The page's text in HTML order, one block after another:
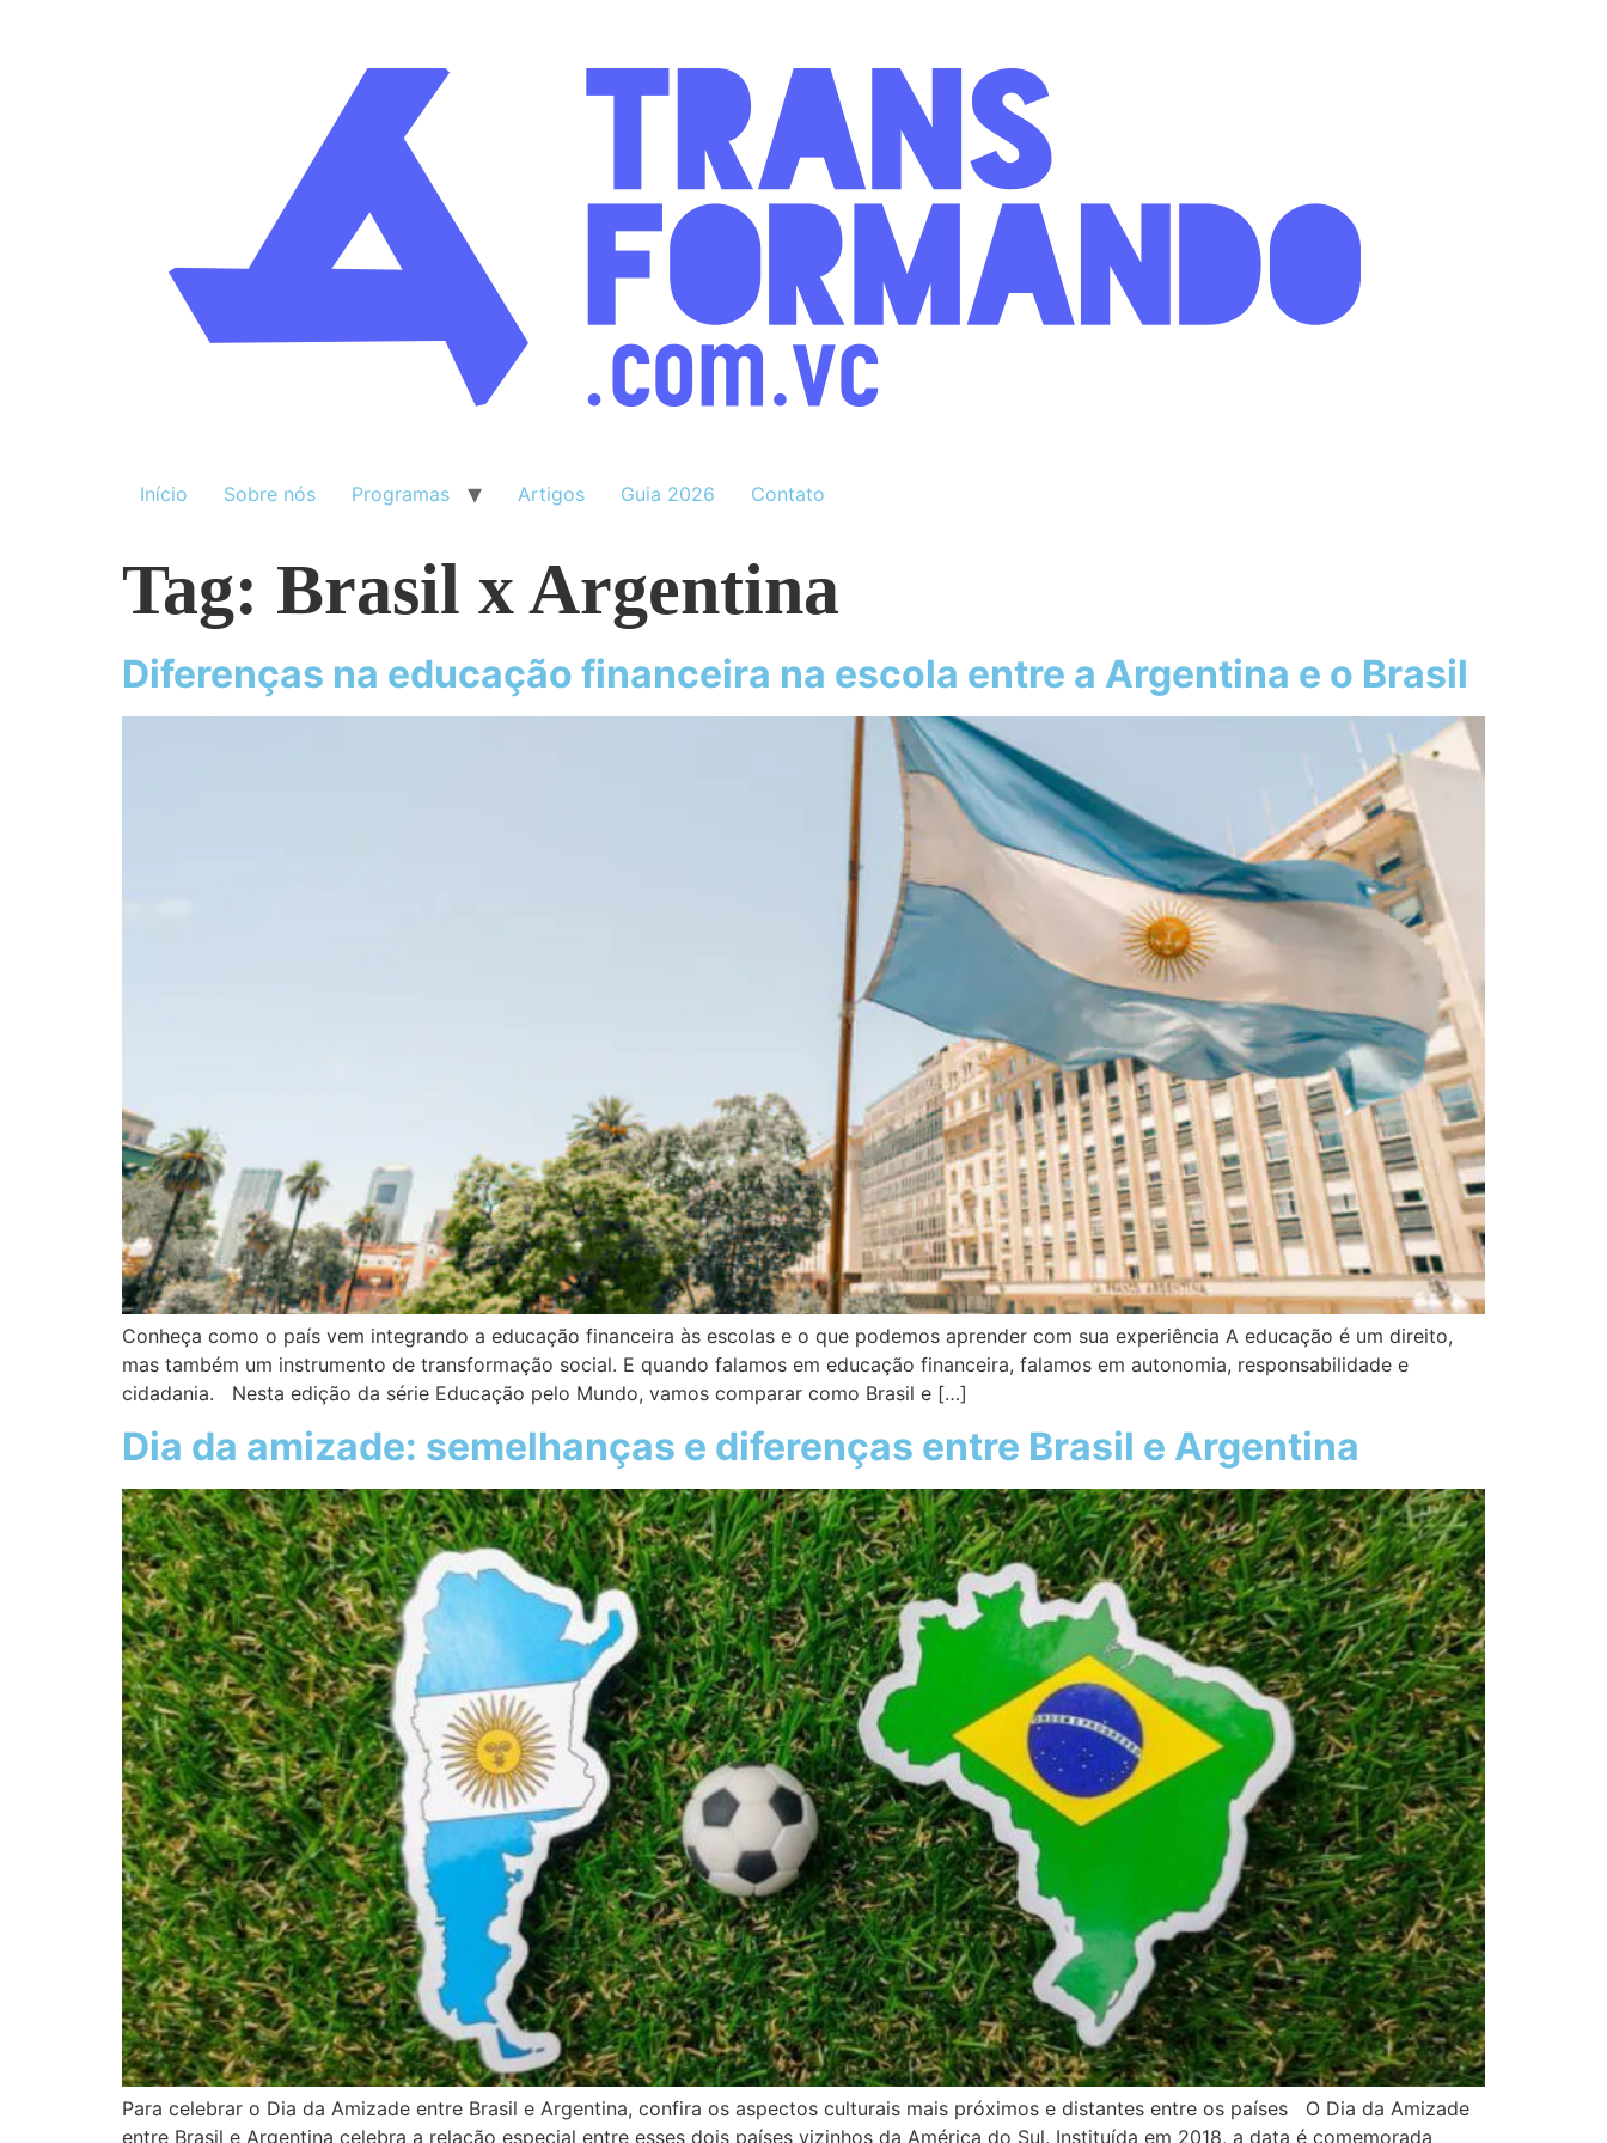
Início Sobre nós Programas Artigos Guia 2026 Contato
Tag: Brasil x Argentina
Diferenças na educação financeira na escola entre a Argentina e o Brasil
Conheça como o país vem integrando a educação financeira às escolas e o que podemos aprender com sua experiência A educação é um direito,
mas também um instrumento de transformação social. E quando falamos em educação financeira, falamos em autonomia, responsabilidade e
cidadania. Nesta edição da série Educação pelo Mundo, vamos comparar como Brasil e […]
Dia da amizade: semelhanças e diferenças entre Brasil e Argentina
Para celebrar o Dia da Amizade entre Brasil e Argentina, confira os aspectos culturais mais próximos e distantes entre os países O Dia da Amizade
entre Brasil e Argentina celebra a relação especial entre esses dois países vizinhos da América do Sul. Instituída em 2018, a data é comemorada